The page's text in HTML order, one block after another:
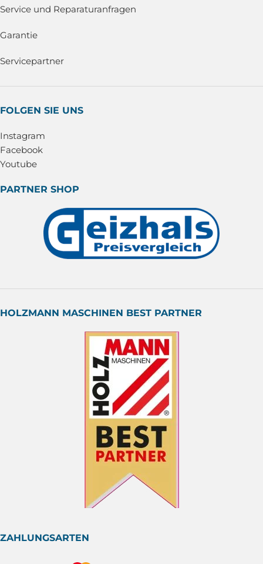
Service und Reparaturanfragen
Garantie
Servicepartner
FOLGEN SIE UNS
Instagram
Facebook
Youtube
PARTNER SHOP
HOLZMANN MASCHINEN BEST PARTNER
ZAHLUNGSARTEN